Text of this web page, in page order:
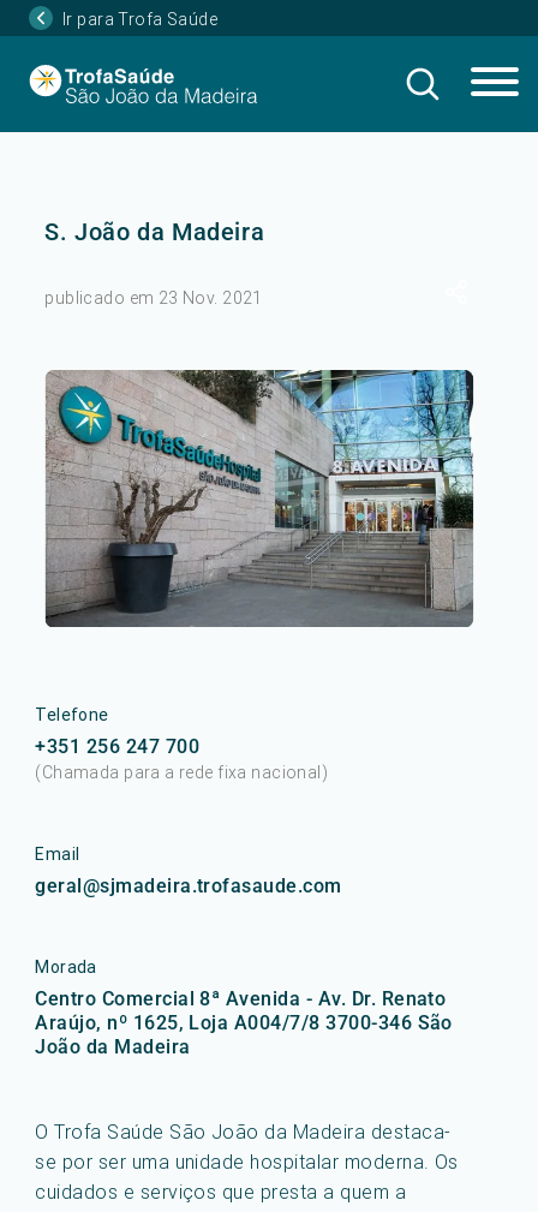
Ir para Trofa Saúde
S. João da Madeira
publicado em 23 Nov. 2021
Telefone
+351 256 247 700
(Chamada para a rede fixa nacional)
Email
geral@sjmadeira.trofasaude.com
Morada
Centro Comercial 8ª Avenida - Av. Dr. Renato
Araújo, nº 1625, Loja A004/7/8 3700-346 São
João da Madeira
O Trofa Saúde São João da Madeira destaca-
se por ser uma unidade hospitalar moderna. Os
cuidados e serviços que presta a quem a